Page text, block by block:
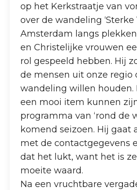
op het Kerkstraatje van
over de wandeling ‘Sterke
Amsterdam langs
en Christelijke vrouwen
rol gespeeld hebben. Hij
de mensen uit onze regio
wandeling willen houden.
een mooi item kunnen
programma van ‘rond de
komend seizoen. Hij gaat
met de contactgegevens
dat het lukt, want het is
moeite waard.
Na een vruchtbare